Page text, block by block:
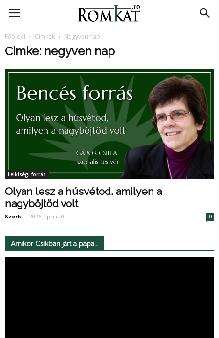
RomKat.ro
Főoldal Cimkék Negyven nap
Cimke: negyven nap
Lelkiségi forrás
Olyan lesz a húsvétod, amilyen a
nagyböjtöd volt
Szerk. - 2026. április 04. 0
Amikor Csíkban járt a pápa…